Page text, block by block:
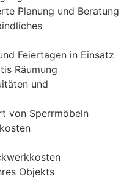
Planung und Beratung
Feiertagen in Einsatz
Räumung
und
von Sperrmöbeln
Objekts